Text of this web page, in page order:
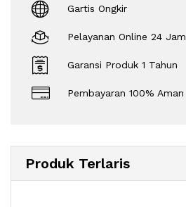
Gartis Ongkir
Pelayanan Online 24 Jam
Garansi Produk 1 Tahun
Pembayaran 100% Aman
Produk Terlaris